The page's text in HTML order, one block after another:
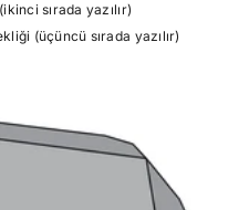
sırada yazılır)
(üçüncü sırada yazılır)